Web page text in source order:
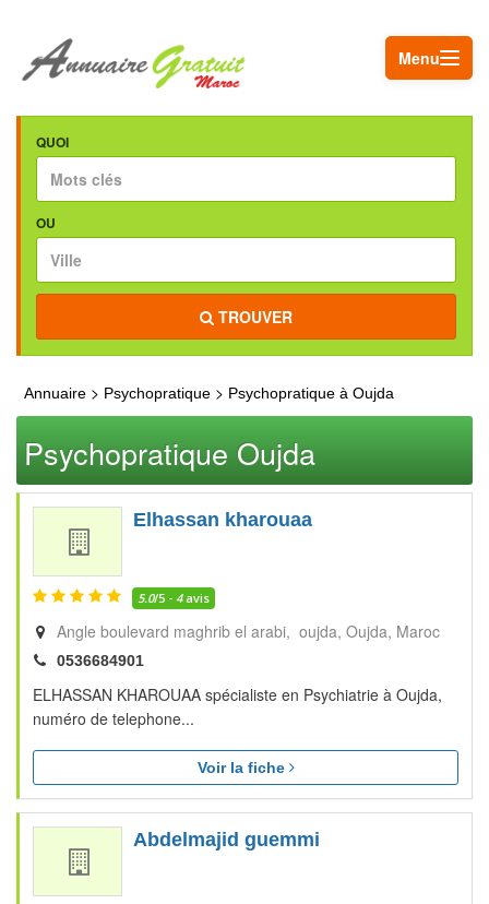
Menu
QUOI
OU
TROUVER
Annuaire > Psychopratique > Psychopratique à Oujda
Psychopratique Oujda
Elhassan kharouaa
5.0/5 - 4avis
Angle boulevard maghrib el arabi, oujda Oujda Maroc
0536684901
ELHASSAN KHAROUAA spécialiste en Psychiatrie à Oujda,
numéro de telephone...
Voir la fiche
Abdelmajid guemmi